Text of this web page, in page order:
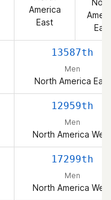
America
East
East
13587th
Men
North America East
12959th
Men
North America West
17299th
Men
North America West